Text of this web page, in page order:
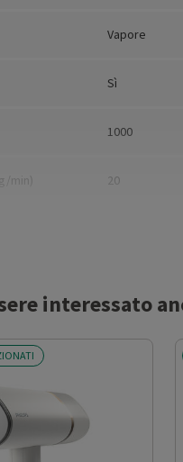
Vapore
Sì
1000
20
(ml)
interessato